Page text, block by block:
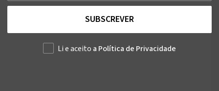
SUBSCREVER
Li e aceito a Política de Privacidade